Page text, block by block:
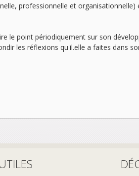
professionnelle et
le point périodiquement sur son
les réflexions qu'il.elle a faites dans